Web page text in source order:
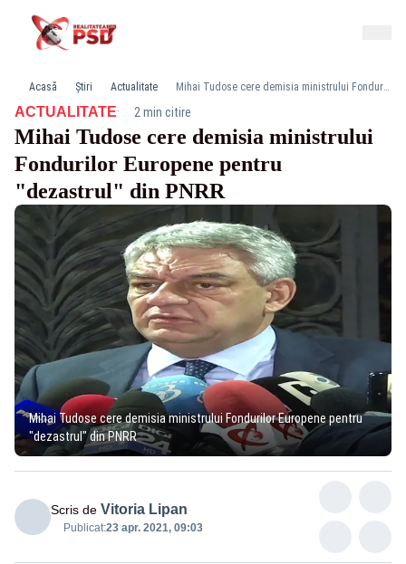
Acasă Știri Actualitate Mihai Tudose cere demisia ministrului Fondurilor Europene pentru "dezastrul" din PNRR
ACTUALITATE· 2 min citire
Mihai Tudose cere demisia ministrului
Fondurilor Europene pentru
"dezastrul" din PNRR
Mihai Tudose cere demisia ministrului Fondurilor Europene pentru
"dezastrul" din PNRR
Scris de Vitoria Lipan
Publicat:23 apr. 2021, 09:03